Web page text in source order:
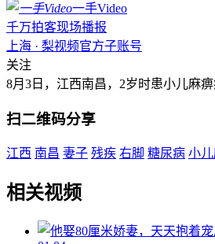
一手Video
千万拍客现场播报
上海 · 梨视频官方子账号
关注
8月3日，江西南昌，2岁时患小儿麻
扫二维码分享
江西 南昌 妻子 残疾 右脚 糖尿病 小
相关视频